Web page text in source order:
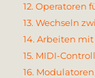
12. Operatoren
13. Wechseln
14. Arbeiten
15. MIDI-
16.